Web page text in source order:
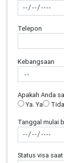
Telepon
Kebangsaan
Apakah Anda
Ya. Ya
Tanggal mulai
Status visa